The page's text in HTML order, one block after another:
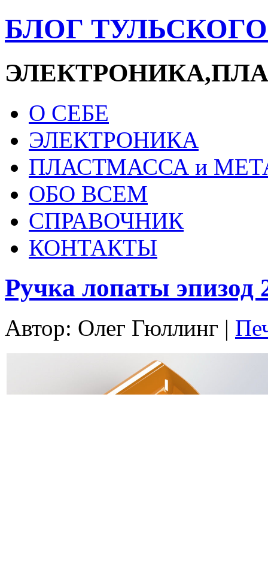
БЛОГ
О СЕБЕ
ЭЛЕКТРОНИКА
ПЛАСТМАССА и
ОБО ВСЕМ
СПРАВОЧНИК
КОНТАКТЫ
Ручка лопаты эпизод
Автор: Олег Гюллинг |